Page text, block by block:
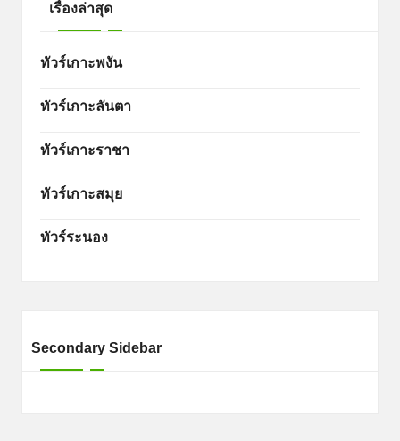
เรื่องล่าสุด
ทัวร์เกาะพงัน
ทัวร์เกาะลันตา
ทัวร์เกาะราชา
ทัวร์เกาะสมุย
ทัวร์ระนอง
Secondary Sidebar